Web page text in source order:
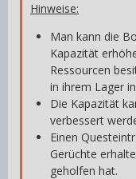
Hinweise:
Man kann die
Kapazität
Ressourcen
in ihrem Lager
Die Kapazität
verbessert
Einen
Gerüchte
geholfen hat.